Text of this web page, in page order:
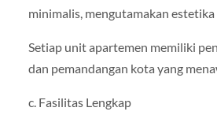
minimalis, mengutamakan
Setiap unit apartemen memiliki
dan pemandangan kota yang
c. Fasilitas Lengkap